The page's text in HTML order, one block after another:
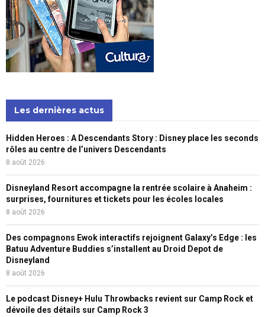
Les dernières actus
Hidden Heroes : A Descendants Story : Disney place les seconds
rôles au centre de l’univers Descendants
8 août 2026
Disneyland Resort accompagne la rentrée scolaire à Anaheim :
surprises, fournitures et tickets pour les écoles locales
8 août 2026
Des compagnons Ewok interactifs rejoignent Galaxy’s Edge : les
Batuu Adventure Buddies s’installent au Droid Depot de
Disneyland
8 août 2026
Le podcast Disney+ Hulu Throwbacks revient sur Camp Rock et
dévoile des détails sur Camp Rock 3